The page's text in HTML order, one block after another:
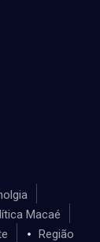
Macaé
Região